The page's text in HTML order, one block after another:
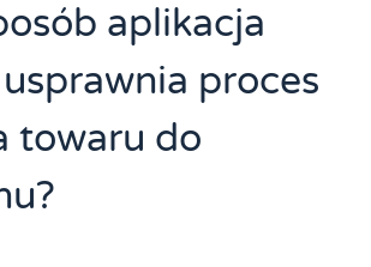
aplikacja
proces
towaru do